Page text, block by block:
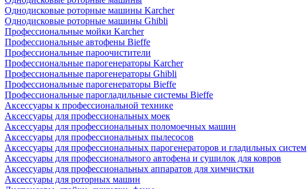
Однодисковые роторные машины Karcher
Однодисковые роторные машины Ghibli
Профессиональные мойки Karcher
Профессиональные автофены Bieffe
Профессиональные пароочистители
Профессиональные парогенераторы Karcher
Профессиональные парогенераторы Ghibli
Профессиональные парогенераторы Bieffe
Профессиональные парогладильные системы Bieffe
Аксессуары к профессиональной технике
Аксессуары для профессиональных моек
Аксессуары для профессиональных поломоечных машин
Аксессуары для профессиональных пылесосов
Аксессуары для профессиональных парогенераторов и гладильных систем
Аксессуары для профессионального автофена и сушилок для ковров
Аксессуары для профессиональных аппаратов для химчистки
Аксессуары для роторных машин